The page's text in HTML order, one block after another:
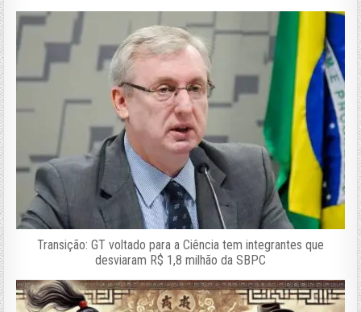
Transição: GT voltado para a Ciência tem integrantes que
desviaram R$ 1,8 milhão da SBPC